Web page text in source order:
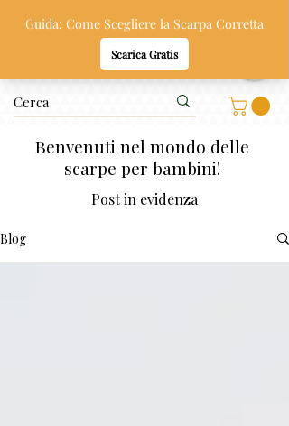
Oppi & Gi
SCARPE SANE PER BAMBINI
Benvenuti nel mondo delle
scarpe per bambini!
Post in evidenza
Blog